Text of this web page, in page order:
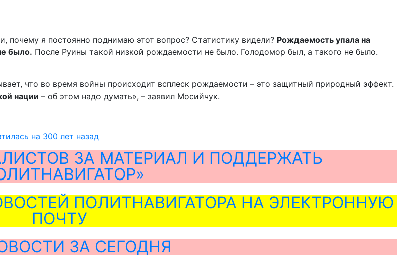
почему я постоянно поднимаю этот вопрос? Статистику видели? Рождаемость упала на
было. После Руины такой низкой рождаемости не было. Голодомор был, а такого не было.
что во время войны происходит всплеск рождаемости – это защитный природный эффект.
нации – об этом надо думать», – заявил Мосийчук.
на 300 лет назад
ЗА МАТЕРИАЛ И ПОДДЕРЖАТЬ
ПОЛИТНАВИГАТОРА НА ЭЛЕКТРОННУЮ
ПОЧТУ
ЗА СЕГОДНЯ